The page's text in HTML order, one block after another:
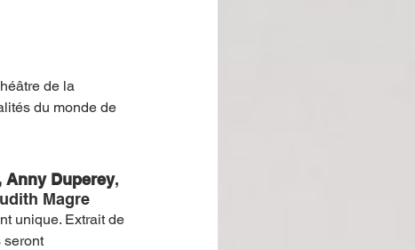
de la
du monde de
Anny Duperey,
Magre
unique. Extrait de
seront